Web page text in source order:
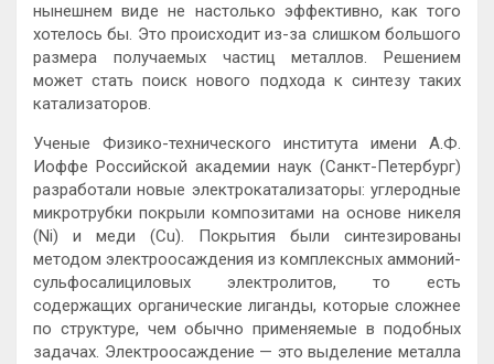
нынешнем виде не настолько эффективно, как того
хотелось бы. Это происходит из-за слишком большого
размера получаемых частиц металлов. Решением
может стать поиск нового подхода к синтезу таких
катализаторов.
Ученые Физико-технического института имени А.Ф.
Иоффе Российской академии наук (Санкт-Петербург)
разработали новые электрокатализаторы: углеродные
микротрубки покрыли композитами на основе никеля
(Ni) и меди (Cu). Покрытия были синтезированы
методом электроосаждения из комплексных аммоний-
сульфосалициловых электролитов, то есть
содержащих органические лиганды, которые сложнее
по структуре, чем обычно применяемые в подобных
задачах. Электроосаждение — это выделение металла